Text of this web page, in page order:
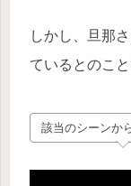
しかし、旦那
ているとのこと
該当のシーンか